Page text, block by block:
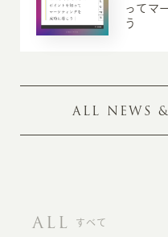
ってマ
う
ALL NEWS
ALL すべて